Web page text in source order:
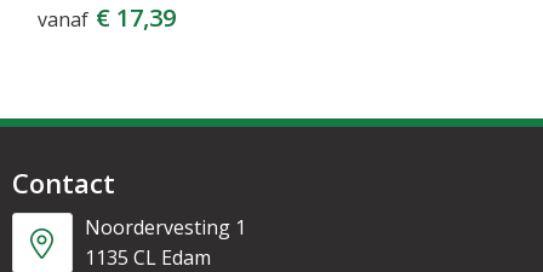
vanaf € 17,39
Contact
Noordervesting 1
1135 CL Edam